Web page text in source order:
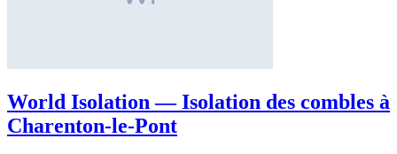
World Isolation — Isolation des combles à
Charenton-le-Pont